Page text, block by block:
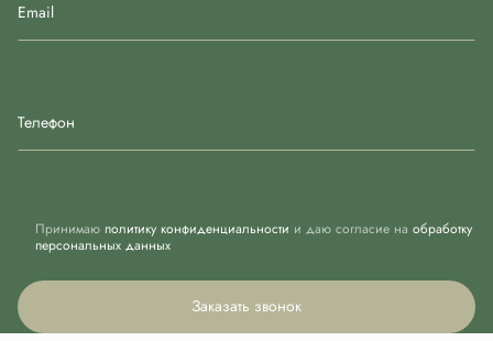
Email
Телефон
Принимаю политику конфиденциальности и даю согласие на обработку
персональных данных
Заказать звонок